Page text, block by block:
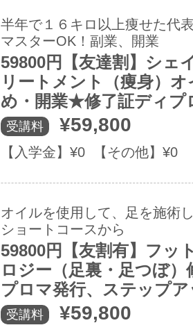
半年で１６キロ以上痩せた代
マスターOK！副業、開業
59800円【友達割】シェ
リートメント（痩身）
め・開業★修了証ディプ
受講料 ¥59,800
【入学金】¥0 【その他】¥0
オイルを使用して、足を施術
ショートコースから
59800円【友割有】フッ
ロジー（足裏・足つぼ）
プロマ発行、ステップ
受講料 ¥59,800